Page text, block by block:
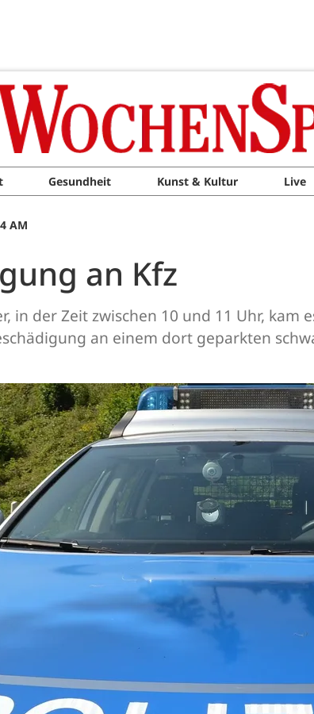
Gesundheit Kunst & Kultur Live
AM
an Kfz
in der Zeit zwischen 10 und 11 Uhr, kam
an einem dort geparkten